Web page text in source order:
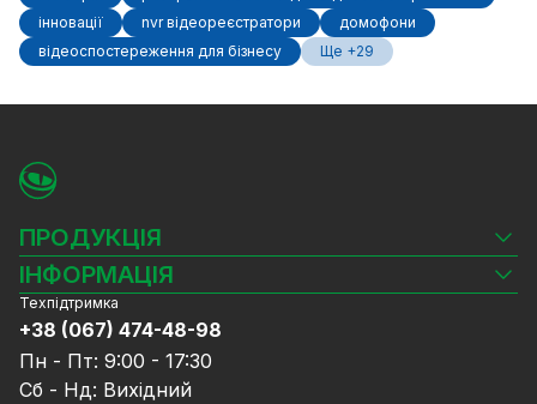
інновації
nvr відеореєстратори
домофони
відеоспостереження для бізнесу
Ще +29
ПРОДУКЦІЯ
Камери відеоспостереження
Відеореєстратори
Комплекти відеоспостереження
СКУД
Джерела живлення
ІНФОРМАЦІЯ
Блог
Доставка та оплата
Гарантія та Сервісне обслуговування
Політика конфіденційності
Техпідтримка
+38 (067) 474-48-98
Пн - Пт: 9:00 - 17:30
Сб - Нд: Вихідний